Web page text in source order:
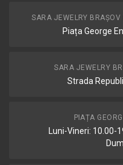
SARA JEWELRY BRAȘOV
Piața George
SARA JEWELRY
Strada
PIAȚA
Luni-Vineri: 10.00-